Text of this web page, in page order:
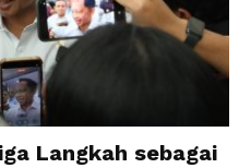
Langkah sebagai